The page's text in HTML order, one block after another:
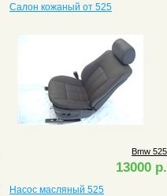
Салон кожаный от 525
Bmw 525
13000 р.
Насос масляный 525